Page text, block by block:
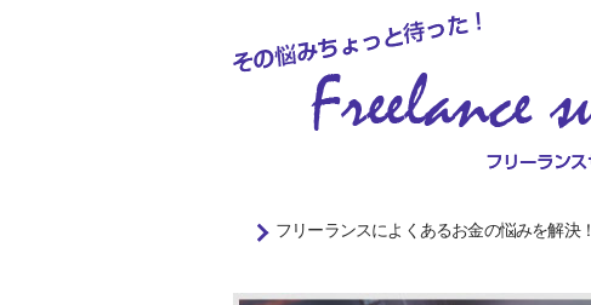
フリーランスによくあるお金の悩みを解決！